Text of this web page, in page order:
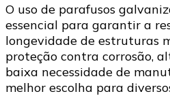
O uso de parafusos
essencial para garantir a
longevidade de estruturas
proteção contra corrosão,
baixa necessidade de
melhor escolha para